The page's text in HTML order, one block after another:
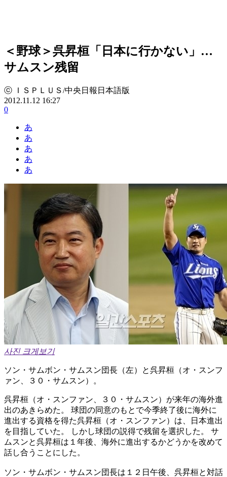
＜野球＞呉昇桓「日本に行かない」…
サムスン残留
ⓒ ＩＳＰＬＵＳ/中央日報日本語版
2012.11.12 16:27
0
あ
あ
あ
あ
あ
사진 크게보기
ソン・サムボン・サムスン団長（左）と呉昇桓（オ・スンフ
ァン、３０・サムスン）。
呉昇桓（オ・スンファン、３０・サムスン）が来年の海外進
出のあきらめた。 球団の同意のもとで今季終了後に海外に
進出する資格を得た呉昇桓（オ・スンファン）は、日本進出
を目指していた。 しかし球団の説得で残留を選択した。 サ
ムスンと呉昇桓は１年後、海外に進出するかどうかを改めて
話し合うことにした。
ソン・サムボン・サムスン団長は１２日午後、呉昇桓と対話